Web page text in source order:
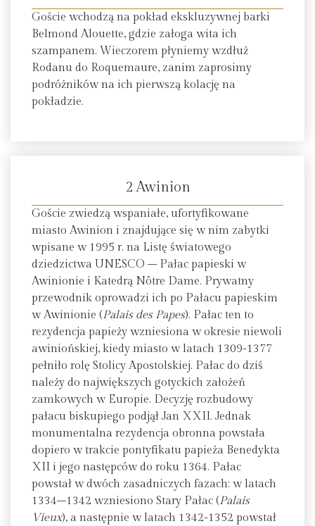
Goście wchodzą na pokład ekskluzywnej barki
Belmond Alouette, gdzie załoga wita ich
szampanem. Wieczorem płyniemy wzdłuż
Rodanu do Roquemaure, zanim zaprosimy
podróżników na ich pierwszą kolację na
pokładzie.
2 Awinion
Goście zwiedzą wspaniałe, ufortyfikowane
miasto Awinion i znajdujące się w nim zabytki
wpisane w 1995 r. na Listę światowego
dziedzictwa UNESCO – Pałac papieski w
Awinionie i Katedrą Nôtre Dame. Prywatny
przewodnik oprowadzi ich po Pałacu papieskim
w Awinionie (Palais des Papes). Pałac ten to
rezydencja papieży wzniesiona w okresie niewoli
awiniońskiej, kiedy miasto w latach 1309-1377
pełniło rolę Stolicy Apostolskiej. Pałac do dziś
należy do największych gotyckich założeń
zamkowych w Europie. Decyzję rozbudowy
pałacu biskupiego podjął Jan XXII. Jednak
monumentalna rezydencja obronna powstała
dopiero w trakcie pontyfikatu papieża Benedykta
XII i jego następców do roku 1364. Pałac
powstał w dwóch zasadniczych fazach: w latach
1334–1342 wzniesiono Stary Pałac (Palais
Vieux), a następnie w latach 1342-1352 powstał